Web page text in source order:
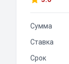
Сумма
Ставка
Срок